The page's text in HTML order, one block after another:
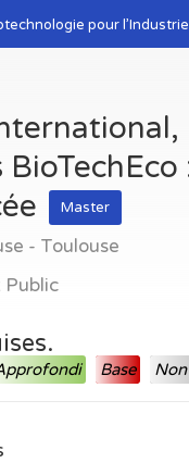
pour
Master
- Toulouse
Public
Base